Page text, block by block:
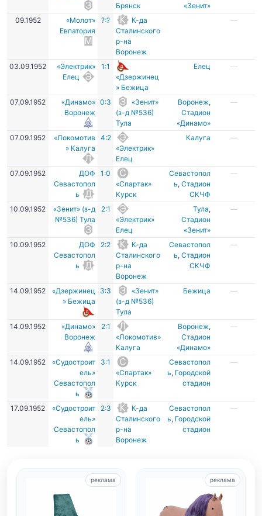
Брянск
«Зенит»
09.1952
«Молот»
Евпатория
?:?
К-да
Сталинского
р-на
Воронеж
—
03.09.1952
«Электрик»
Елец
1:1
«Дзержинец
» Бежица
Елец —
07.09.1952
«Динамо»
Воронеж
0:3
«Зенит»
(з-д №536)
Тула
Воронеж,
Стадион
«Динамо»
—
07.09.1952
«Локомотив
» Калуга
4:2
«Электрик»
Елец
Калуга —
07.09.1952
ДОФ
Севастопол
ь
1:0
«Спартак»
Курск
Севастопол
ь,Стадион
СКЧФ
—
10.09.1952
«Зенит» (з-д
№536) Тула
2:1
«Электрик»
Елец
Тула,
Стадион
«Зенит»
—
10.09.1952
ДОФ
Севастопол
ь
2:2
К-да
Сталинского
р-на
Воронеж
Севастопол
ь,Стадион
СКЧФ
—
14.09.1952
«Дзержинец
» Бежица
3:3
«Зенит»
(з-д №536)
Тула
Бежица —
14.09.1952
«Динамо»
Воронеж
2:1
«Локомотив»
Калуга
Воронеж,
Стадион
«Динамо»
—
14.09.1952
«Судостроит
ель»
Севастопол
ь
3:1
«Спартак»
Курск
Севастопол
ь, Городской
стадион
—
17.09.1952
«Судостроит
ель»
Севастопол
ь
2:3
К-да
Сталинского
р-на
Воронеж
Севастопол
ь, Городской
стадион
—
реклама реклама